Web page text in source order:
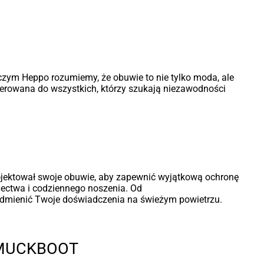
Heppo rozumiemy, że obuwie to nie tylko moda, ale
do wszystkich, którzy szukają niezawodności
swoje obuwie, aby zapewnić wyjątkową ochronę
i codziennego noszenia. Od
Twoje doświadczenia na świeżym powietrzu.